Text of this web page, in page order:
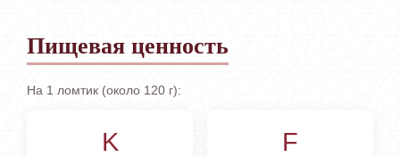
Пищевая ценность
На 1 ломтик (около 120 г):
K F